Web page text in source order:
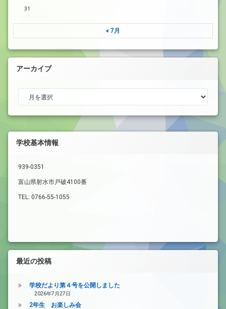
31
« 7月
アーカイブ
アーカイブ
学校基本情報
939-0351
富山県射水市戸破4100番
TEL: 0766-55-1055
最近の投稿
学校だより第４号を公開しました
2026年7月27日
2年生 お楽しみ会